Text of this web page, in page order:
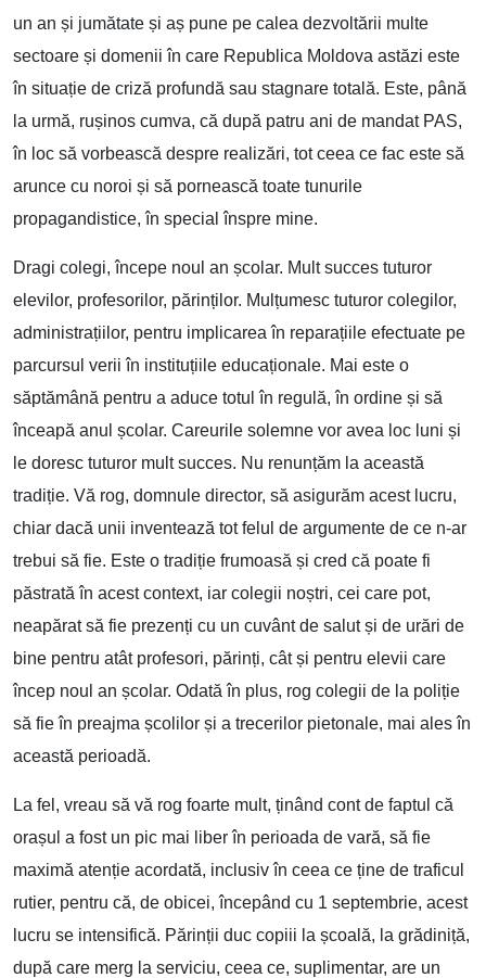
un an și jumătate și aș pune pe calea dezvoltării multe
sectoare și domenii în care Republica Moldova astăzi este
în situație de criză profundă sau stagnare totală. Este, până
la urmă, rușinos cumva, că după patru ani de mandat PAS,
în loc să vorbească despre realizări, tot ceea ce fac este să
arunce cu noroi și să pornească toate tunurile
propagandistice, în special înspre mine.
Dragi colegi, începe noul an școlar. Mult succes tuturor
elevilor, profesorilor, părinților. Mulțumesc tuturor colegilor,
administrațiilor, pentru implicarea în reparațiile efectuate pe
parcursul verii în instituțiile educaționale. Mai este o
săptămână pentru a aduce totul în regulă, în ordine și să
înceapă anul școlar. Careurile solemne vor avea loc luni și
le doresc tuturor mult succes. Nu renunțăm la această
tradiție. Vă rog, domnule director, să asigurăm acest lucru,
chiar dacă unii inventează tot felul de argumente de ce n-ar
trebui să fie. Este o tradiție frumoasă și cred că poate fi
păstrată în acest context, iar colegii noștri, cei care pot,
neapărat să fie prezenți cu un cuvânt de salut și de urări de
bine pentru atât profesori, părinți, cât și pentru elevii care
încep noul an școlar. Odată în plus, rog colegii de la poliție
să fie în preajma școlilor și a trecerilor pietonale, mai ales în
această perioadă.
La fel, vreau să vă rog foarte mult, ținând cont de faptul că
orașul a fost un pic mai liber în perioada de vară, să fie
maximă atenție acordată, inclusiv în ceea ce ține de traficul
rutier, pentru că, de obicei, începând cu 1 septembrie, acest
lucru se intensifică. Părinții duc copiii la școală, la grădiniță,
după care merg la serviciu, ceea ce, suplimentar, are un